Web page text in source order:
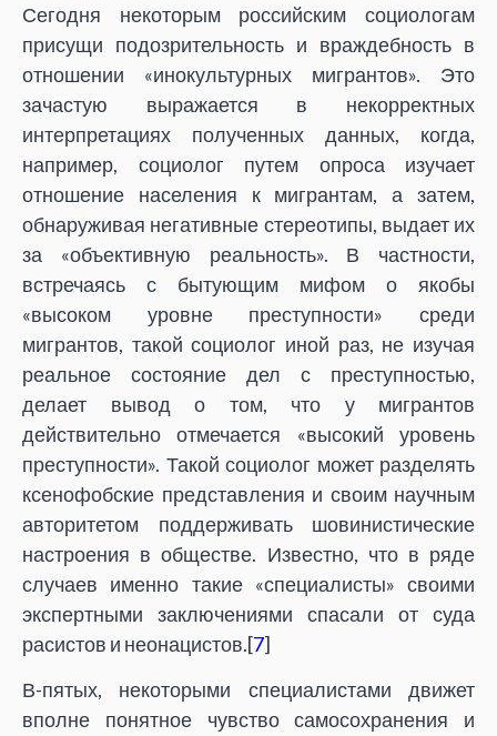
Сегодня некоторым российским социологам
присущи подозрительность и враждебность в
отношении «инокультурных мигрантов». Это
зачастую выражается в некорректных
интерпретациях полученных данных, когда,
например, социолог путем опроса изучает
отношение населения к мигрантам, а затем,
обнаруживая негативные стереотипы, выдает их
за «объективную реальность». В частности,
встречаясь с бытующим мифом о якобы
«высоком уровне преступности» среди
мигрантов, такой социолог иной раз, не изучая
реальное состояние дел с преступностью,
делает вывод о том, что у мигрантов
действительно отмечается «высокий уровень
преступности». Такой социолог может разделять
ксенофобские представления и своим научным
авторитетом поддерживать шовинистические
настроения в обществе. Известно, что в ряде
случаев именно такие «специалисты» своими
экспертными заключениями спасали от суда
расистов и неонацистов.[7]
В-пятых, некоторыми специалистами движет
вполне понятное чувство самосохранения и